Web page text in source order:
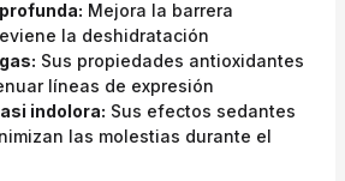
Mejora la barrera
la deshidratación
Sus propiedades antioxidantes
líneas de expresión
indolora: Sus efectos sedantes
las molestias durante el